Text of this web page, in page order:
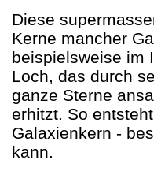
Diese
Kerne mancher
beispielsweise im
Loch, das durch
ganze Sterne
erhitzt. So
Galaxienkern -
kann.